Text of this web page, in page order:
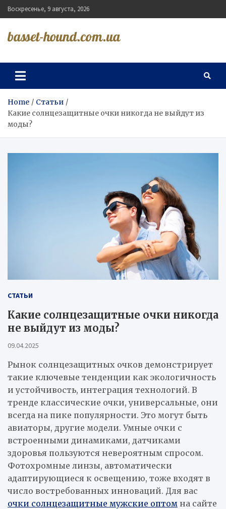
Skip
to
Воскресенье, 9 августа, 2026
basset-hound.com.ua
Home
Статьи
Какие солнцезащитные очки никогда не выйдут из
моды?
СТАТЬИ
Какие солнцезащитные очки никогда
не выйдут из моды?
09.04.2025
Рынок солнцезащитных очков демонстрирует
такие ключевые тенденции как экологичность
и устойчивость, интеграция технологий. В
тренде классические очки, универсальные, они
всегда на пике популярности. Это могут быть
авиаторы, другие модели. Умные очки с
встроенными динамиками, датчиками
здоровья пользуются невероятным спросом.
Фотохромные линзы, автоматически
адаптирующиеся к освещению, тоже входят в
число востребованных инноваций. Для вас
очки солнцезащитные мужские оптом на сайте